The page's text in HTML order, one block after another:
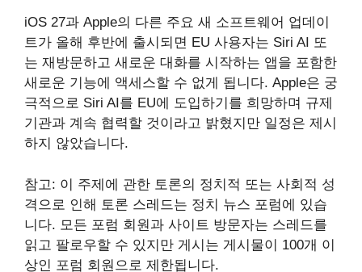
iOS 27과 Apple의 다른 주요 새 소프트웨어 업데이
트가 올해 후반에 출시되면 EU 사용자는 Siri AI 또
는 재방문하고 새로운 대화를 시작하는 앱을 포함한
새로운 기능에 액세스할 수 없게 됩니다. Apple은 궁
극적으로 Siri AI를 EU에 도입하기를 희망하며 규제
기관과 계속 협력할 것이라고 밝혔지만 일정은 제시
하지 않았습니다.
참고: 이 주제에 관한 토론의 정치적 또는 사회적 성
격으로 인해 토론 스레드는 정치 뉴스 포럼에 있습
니다. 모든 포럼 회원과 사이트 방문자는 스레드를
읽고 팔로우할 수 있지만 게시는 게시물이 100개 이
상인 포럼 회원으로 제한됩니다.